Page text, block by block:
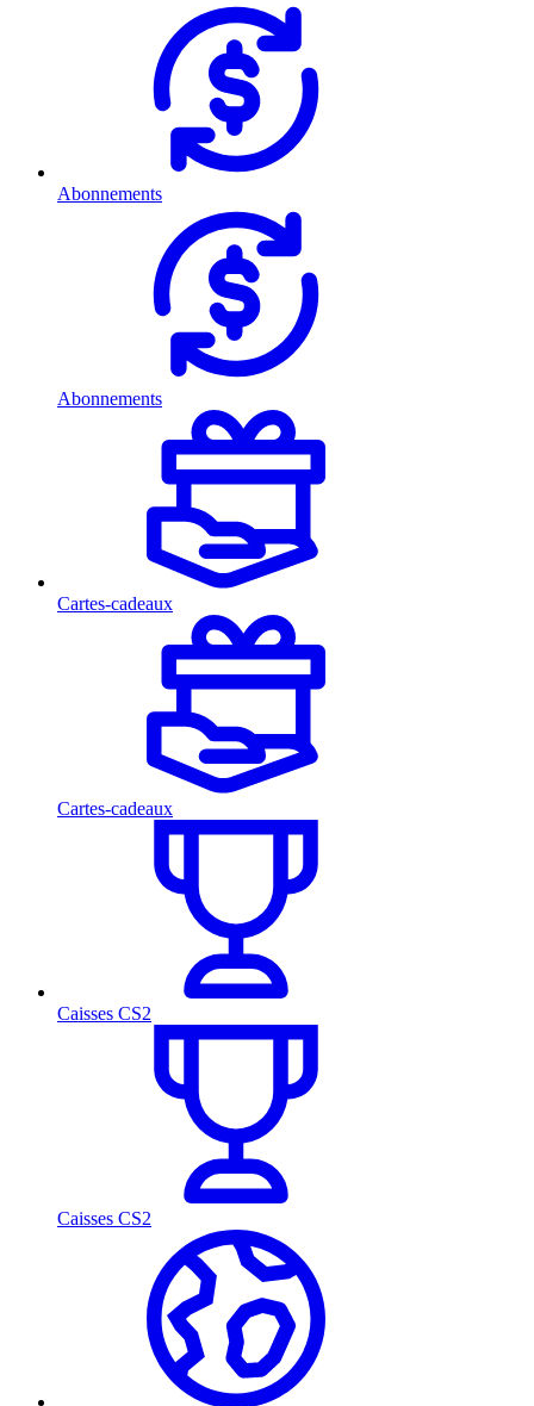
Abonnements
Abonnements
Cartes-cadeaux
Cartes-cadeaux
Caisses CS2
Caisses CS2